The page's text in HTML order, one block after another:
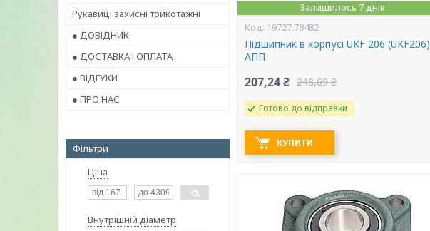
Рукавиці захисні трикотажні
● ДОВІДНИК
● ДОСТАВКА І ОПЛАТА
● ВІДГУКИ
● ПРО НАС
Фільтри
Ціна
Внутрішній діаметр
Залишилось 7 днів
19727.78482
Підшипник в корпусі UKF 206 (UKF206)
АПП
207,24 ₴ 248,69 ₴
Готово до відправки
КУПИТИ